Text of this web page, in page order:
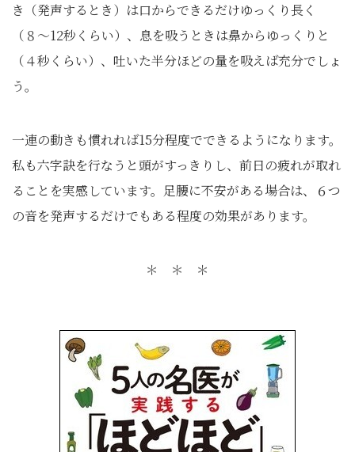
き（発声するとき）は口からできるだけゆっくり長く
（８〜12秒くらい）、息を吸うときは鼻からゆっくりと
（４秒くらい）、吐いた半分ほどの量を吸えば充分でしょ
う。
一連の動きも慣れれば15分程度でできるようになります。
私も六字訣を行なうと頭がすっきりし、前日の疲れが取れ
ることを実感しています。足腰に不安がある場合は、６つ
の音を発声するだけでもある程度の効果があります。
＊ ＊ ＊